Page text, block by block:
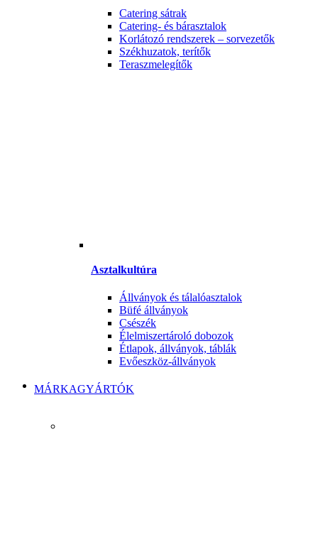
Catering sátrak
Catering- és bárasztalok
Korlátozó rendszerek – sorvezetők
Székhuzatok, terítők
Teraszmelegítők
Asztalkultúra
Állványok és tálalóasztalok
Büfé állványok
Csészék
Élelmiszertároló dobozok
Étlapok, állványok, táblák
Evőeszköz-állványok
MÁRKAGYÁRTÓK